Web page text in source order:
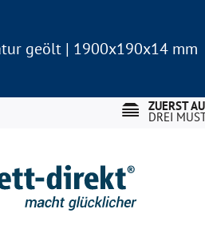
geölt | 1900x190x14 mm
ZUERST
DREI